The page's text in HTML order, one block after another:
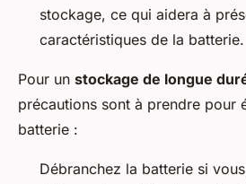
stockage, ce qui aidera à
caractéristiques de la batterie.
Pour un stockage de longue
précautions sont à prendre pour
batterie :
Débranchez la batterie si